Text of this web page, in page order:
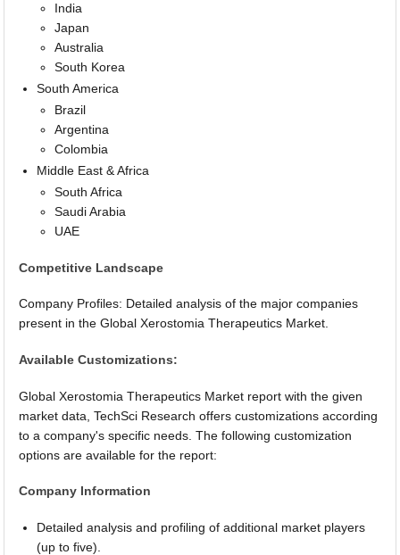
India
Japan
Australia
South Korea
South America
Brazil
Argentina
Colombia
Middle East & Africa
South Africa
Saudi Arabia
UAE
Competitive Landscape
Company Profiles: Detailed analysis of the major companies
present in the Global Xerostomia Therapeutics Market.
Available Customizations:
Global Xerostomia Therapeutics Market report with the given
market data, TechSci Research offers customizations according
to a company's specific needs. The following customization
options are available for the report:
Company Information
Detailed analysis and profiling of additional market players
(up to five).